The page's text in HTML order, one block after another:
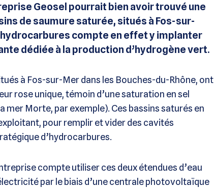
Geosel pourrait bien avoir trouvé une
de saumure saturée, situés à Fos-sur-
compte en effet y implanter
dédiée à la production d’hydrogène vert.
à Fos-sur-Mer dans les Bouches-du-Rhône, ont
rose unique, témoin d’une saturation en sel
mer Morte, par exemple). Ces bassins saturés en
pour remplir et vider des cavités
d’hydrocarbures.
compte utiliser ces deux étendues d’eau
par le biais d’une centrale photovoltaïque